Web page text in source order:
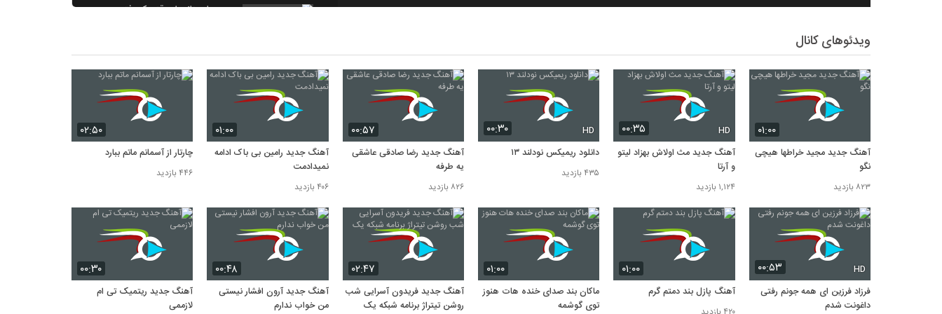
محسن لرستانی از وقتی که رفتی
داشتن تو عادت بکنم
۳,۳۴۱ بازدید
ماکان بند دو دیقه بودی حالا
۲,۸۳۴ بازدید
ویدئوهای کانال
۰۱:۰۰
آهنگ جدید مجید خراطها هیچی
نگو
۸۲۳ بازدید
۰۰:۳۵ HD
آهنگ جدید مث اولاش بهزاد لیتو
و آرتا
۱,۱۲۴ بازدید
۰۰:۳۰ HD
دانلود ریمیکس نودلند ۱۳
۴۳۵ بازدید
۰۰:۵۷
آهنگ جدید رضا صادقی عاشقی
یه طرفه
۸۲۶ بازدید
۰۱:۰۰
آهنگ جدید رامین بی باک ادامه
نمیدادمت
۴۰۶ بازدید
۰۲:۵۰
چارتار از آسمانم ماتم ببارد
۴۴۶ بازدید
۰۰:۵۳ HD
فرزاد فرزین ای همه جونم رفتی
داغونت شدم
۰۱:۰۰
آهنگ پازل بند دمتم گرم
۰۱:۰۰
ماکان بند صدای خنده هات هنوز
توی گوشمه
۰۲:۴۷
آهنگ جدید فریدون آسرایی شب
روشن تیتراژ برنامه شبکه یک
۰۰:۴۸
آهنگ جدید آرون افشار نیستی
من خواب ندارم
۰۰:۳۰
آهنگ جدید ریتمیک تی ام
لازممی